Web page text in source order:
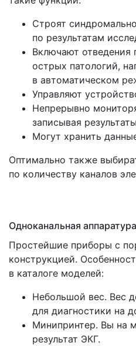
Строят
по результатам
Включают отведения
острых патологий,
в автоматическом
Управляют
Непрерывно
записывая
Могут хранить
Оптимально также
по количеству каналов
Одноканальная аппаратура
Простейшие приборы с
конструкцией.
в каталоге моделей:
Небольшой вес. Вес
для диагностики на
Минипринтер. Вы на
результат ЭКГ.